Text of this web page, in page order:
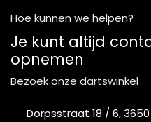
Hoe kunnen we helpen?
Je kunt altijd
opnemen
Bezoek onze dartswinkel
Dorpsstraat 18 / 6,